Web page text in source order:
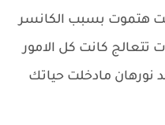
هتموت بسبب الكانسر
كانت كل الامور
نورهان مادخلت حياتك